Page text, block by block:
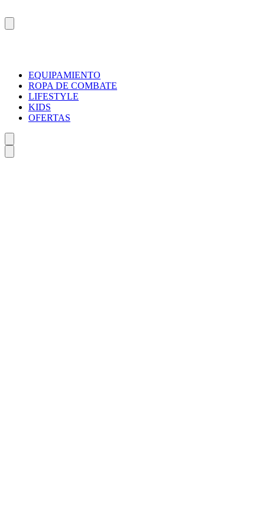
EQUIPAMIENTO
ROPA DE COMBATE
LIFESTYLE
KIDS
OFERTAS